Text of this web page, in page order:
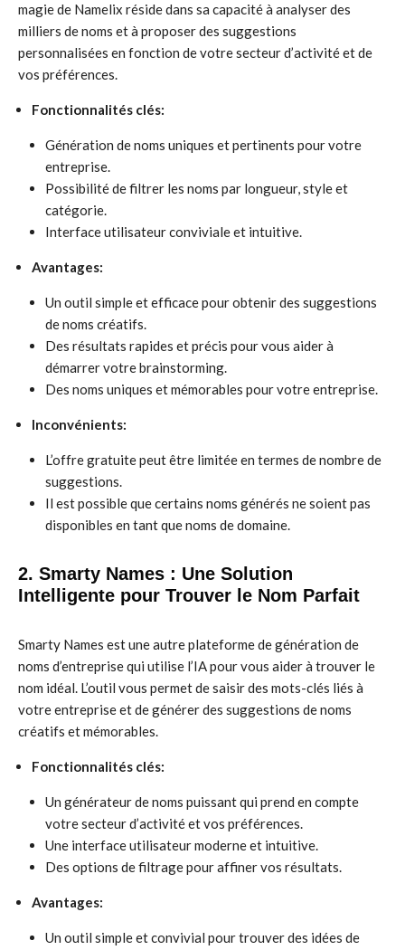
magie de Namelix réside dans sa capacité à analyser des
milliers de noms et à proposer des suggestions
personnalisées en fonction de votre secteur d’activité et de
vos préférences.
Fonctionnalités clés:
Génération de noms uniques et pertinents pour votre
entreprise.
Possibilité de filtrer les noms par longueur, style et
catégorie.
Interface utilisateur conviviale et intuitive.
Avantages:
Un outil simple et efficace pour obtenir des suggestions
de noms créatifs.
Des résultats rapides et précis pour vous aider à
démarrer votre brainstorming.
Des noms uniques et mémorables pour votre entreprise.
Inconvénients:
L’offre gratuite peut être limitée en termes de nombre de
suggestions.
Il est possible que certains noms générés ne soient pas
disponibles en tant que noms de domaine.
2. Smarty Names : Une Solution
Intelligente pour Trouver le Nom Parfait
Smarty Names est une autre plateforme de génération de
noms d’entreprise qui utilise l’IA pour vous aider à trouver le
nom idéal. L’outil vous permet de saisir des mots-clés liés à
votre entreprise et de générer des suggestions de noms
créatifs et mémorables.
Fonctionnalités clés:
Un générateur de noms puissant qui prend en compte
votre secteur d’activité et vos préférences.
Une interface utilisateur moderne et intuitive.
Des options de filtrage pour affiner vos résultats.
Avantages:
Un outil simple et convivial pour trouver des idées de